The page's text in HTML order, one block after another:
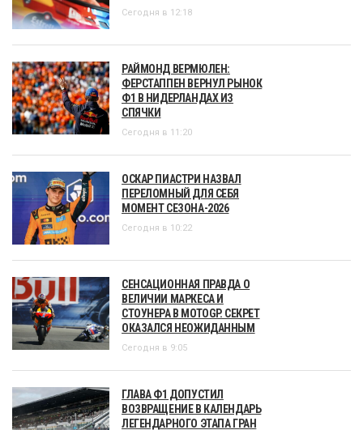
Сегодня в 12:18
РАЙМОНД ВЕРМЮЛЕН:
ФЕРСТАППЕН ВЕРНУЛ РЫНОК
Ф1 В НИДЕРЛАНДАХ ИЗ
СПЯЧКИ
Сегодня в 11:20
ОСКАР ПИАСТРИ НАЗВАЛ
ПЕРЕЛОМНЫЙ ДЛЯ СЕБЯ
МОМЕНТ СЕЗОНА-2026
Сегодня в 10:22
СЕНСАЦИОННАЯ ПРАВДА О
ВЕЛИЧИИ МАРКЕСА И
СТОУНЕРА В MOTOGP. СЕКРЕТ
ОКАЗАЛСЯ НЕОЖИДАННЫМ
Сегодня в 9:05
ГЛАВА Ф1 ДОПУСТИЛ
ВОЗВРАЩЕНИЕ В КАЛЕНДАРЬ
ЛЕГЕНДАРНОГО ЭТАПА ГРАН